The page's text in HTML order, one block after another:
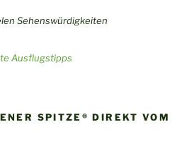
Ausflugstipps
SPITZE® DIREKT VOM